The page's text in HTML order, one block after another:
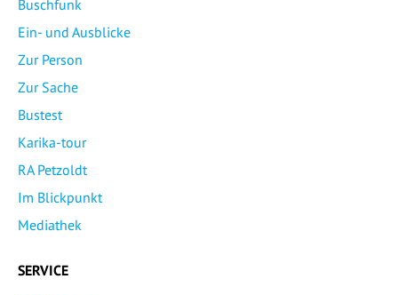
Buschfunk
Ein- und Ausblicke
Zur Person
Zur Sache
Bustest
Karika-tour
RA Petzoldt
Im Blickpunkt
Mediathek
SERVICE